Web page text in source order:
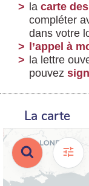
la carte
compléter
dans votre
l’appel à
la lettre
pouvez